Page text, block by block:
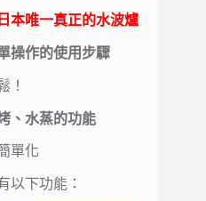
本唯一真正的水波爐
操作的使用步驟
！
、水蒸的功能
單化
以下功能：